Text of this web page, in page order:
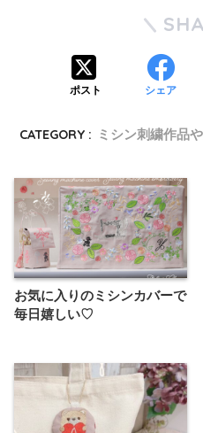
ポスト シェア
CATEGORY : ミシン刺繍作品
お気に入りのミシンカバーで
毎日嬉しい♡